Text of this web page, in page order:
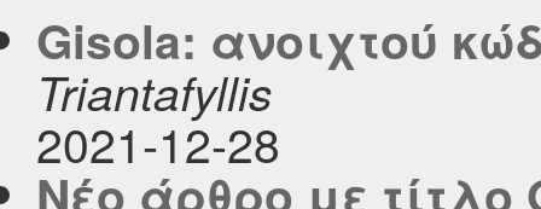
Gisola: ανοιχτού
Triantafyllis
2021-12-28
Νέο άρθρο με